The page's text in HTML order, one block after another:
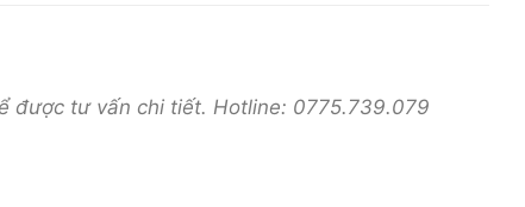
được tư vấn chi tiết. Hotline: 0775.739.079